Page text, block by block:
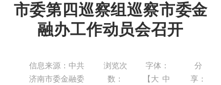
市委第四巡察组巡察市委金
融办工作动员会召开
信息来源：中共
济南市委金融委
浏览次
数：
字体：
【 大 中
分
享：